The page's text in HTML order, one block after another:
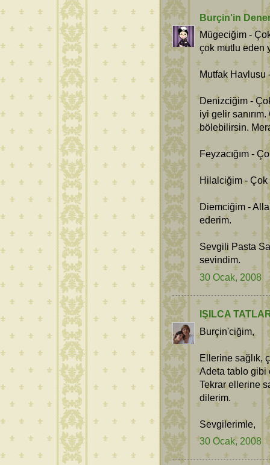
Burçin'in
Mügeciğim -
çok mutlu eden
Mutfak Havlusu
Denizciğim -
iyi gelir
bölebilirsin.
Feyzacığım -
Hilalciğim - Çok
Diemciğim -
ederim.
Sevgili Pasta
sevindim.
30 Ocak, 2008
IŞILCA
Burçin'ciğim,
Ellerine sağlık,
Adeta tablo gibi
Tekrar ellerine
dilerim.
Sevgilerimle,
30 Ocak, 2008